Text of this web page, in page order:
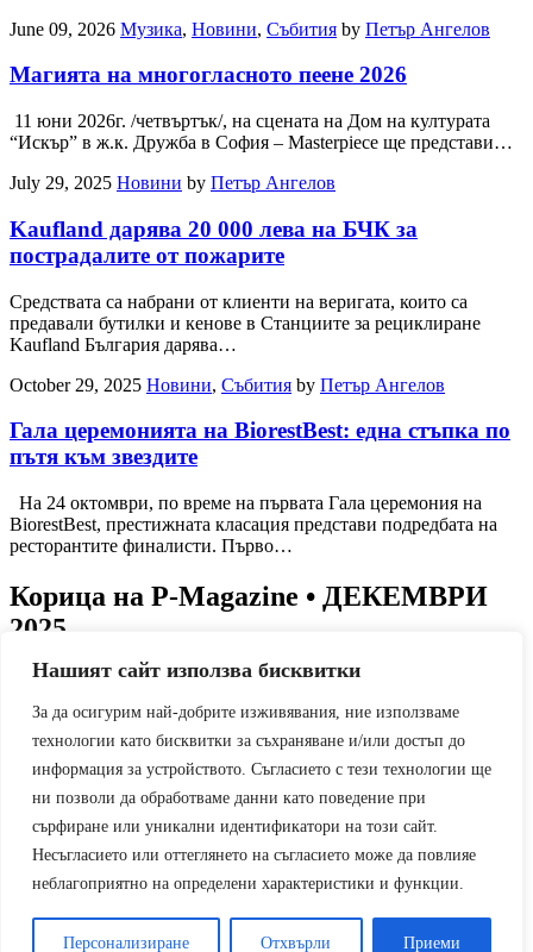
Нашият сайт използва бисквитки
За да осигурим най-добрите изживявания, ние използваме
технологии като бисквитки за съхраняване и/или достъп до
информация за устройството. Съгласието с тези технологии ще
ни позволи да обработваме данни като поведение при
сърфиране или уникални идентификатори на този сайт.
Несъгласието или оттеглянето на съгласието може да повлияе
неблагоприятно на определени характеристики и функции.
Персонализиране Отхвърли Приеми
June 09, 2026 Музика, Новини, Събития by Петър Ангелов
Магията на многогласното пеене 2026
11 юни 2026г. /четвъртък/, на сцената на Дом на културата
“Искър” в ж.к. Дружба в София – Masterpiece ще представи…
July 29, 2025 Новини by Петър Ангелов
Kaufland дарява 20 000 лева на БЧК за
пострадалите от пожарите
Средствата са набрани от клиенти на веригата, които са
предавали бутилки и кенове в Станциите за рециклиране
Kaufland България дарява…
October 29, 2025 Новини, Събития by Петър Ангелов
Гала церемонията на BiorestBest: една стъпка по
пътя към звездите
На 24 октомври, по време на първата Гала церемония на
BiorestBest, престижната класация представи подредбата на
ресторантите финалисти. Първо…
Корица на P-Magazine • ДЕКЕМВРИ
2025
МВА Програми
Луксозни арабски парфюми